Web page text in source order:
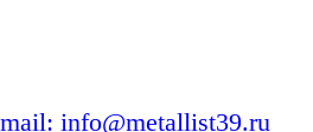
info@metallist39.ru